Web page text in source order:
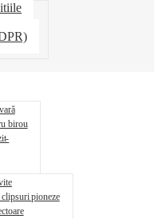
birou
clipsuri pioneze